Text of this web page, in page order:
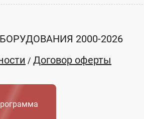
Заказать
ООО
Мансийский АО — Югра
2000-2026
/ Договор оферты